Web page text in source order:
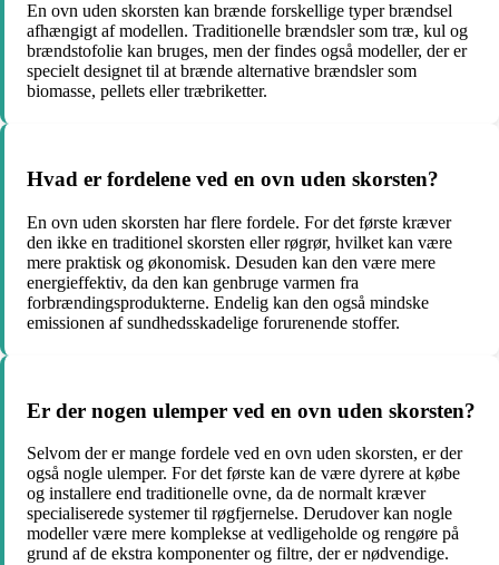
En ovn uden skorsten kan brænde forskellige typer brændsel
afhængigt af modellen. Traditionelle brændsler som træ, kul og
brændstofolie kan bruges, men der findes også modeller, der er
specielt designet til at brænde alternative brændsler som
biomasse, pellets eller træbriketter.
Hvad er fordelene ved en ovn uden skorsten?
En ovn uden skorsten har flere fordele. For det første kræver
den ikke en traditionel skorsten eller røgrør, hvilket kan være
mere praktisk og økonomisk. Desuden kan den være mere
energieffektiv, da den kan genbruge varmen fra
forbrændingsprodukterne. Endelig kan den også mindske
emissionen af sundhedsskadelige forurenende stoffer.
Er der nogen ulemper ved en ovn uden skorsten?
Selvom der er mange fordele ved en ovn uden skorsten, er der
også nogle ulemper. For det første kan de være dyrere at købe
og installere end traditionelle ovne, da de normalt kræver
specialiserede systemer til røgfjernelse. Derudover kan nogle
modeller være mere komplekse at vedligeholde og rengøre på
grund af de ekstra komponenter og filtre, der er nødvendige.